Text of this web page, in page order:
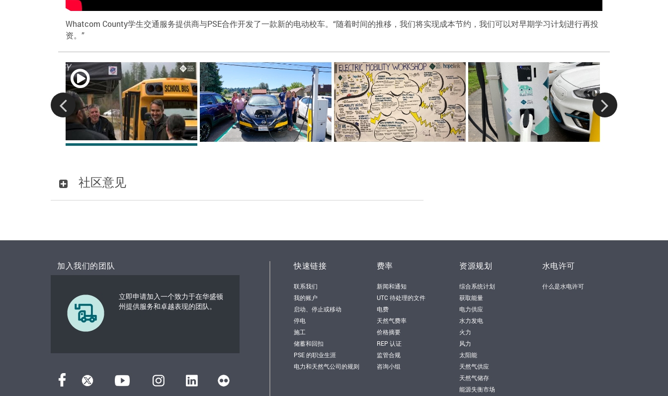
Whatcom County学生交通服务提供商与PSE合作开发了一款新的电动校车。“随着时间的推移，我们将实现成本节约，我们可以对早期学习计划进行再投
资。”
社区意见
加入我们的团队
立即申请加入一个致力于在华盛顿
州提供服务和卓越表现的团队。
快速链接
联系我们
我的账户
启动、停止或移动
停电
施工
储蓄和回扣
PSE 的职业生涯
电力和天然气公司的规则
费率
新闻和通知
UTC 待处理的文件
电费
天然气费率
价格摘要
REP 认证
监管合规
咨询小组
资源规划
综合系统计划
获取能量
电力供应
水力发电
火力
风力
太阳能
天然气供应
天然气储存
能源失衡市场
水电许可
什么是水电许可